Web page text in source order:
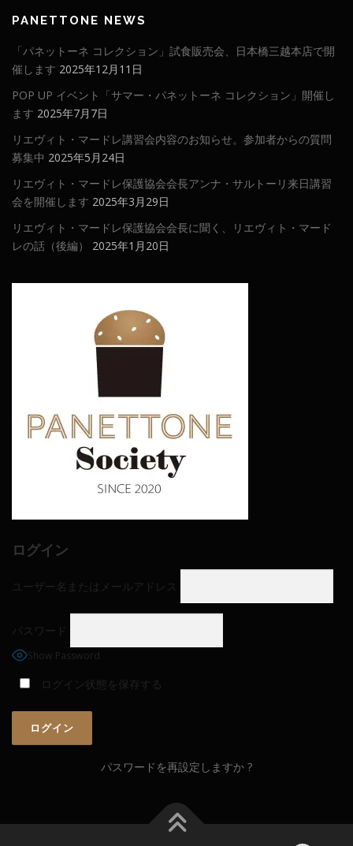
PANETTONE NEWS
「パネットーネ コレクション」試食販売会、日本橋三越本店で開
催します 2025年12月11日
POP UP イベント「サマー・パネットーネ コレクション」開催し
ます 2025年7月7日
リエヴィト・マードレ講習会内容のお知らせ。参加者からの質問
募集中 2025年5月24日
リエヴィト・マードレ保護協会会長アンナ・サルトーリ来日講習
会を開催します 2025年3月29日
リエヴィト・マードレ保護協会会長に聞く、リエヴィト・マード
レの話（後編）
2025年1月20日
ログイン
ユーザー名またはメールアドレス
パスワード
Show Password
ログイン状態を保存する
パスワードを再設定しますか ?